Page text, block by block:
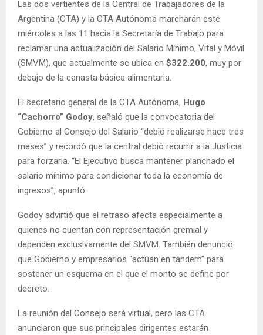
Las dos vertientes de la Central de Trabajadores de la
Argentina (CTA) y la CTA Autónoma marcharán este
miércoles a las 11 hacia la Secretaría de Trabajo para
reclamar una actualización del Salario Mínimo, Vital y Móvil
(SMVM), que actualmente se ubica en $322.200, muy por
debajo de la canasta básica alimentaria.
El secretario general de la CTA Autónoma, Hugo
“Cachorro” Godoy, señaló que la convocatoria del
Gobierno al Consejo del Salario “debió realizarse hace tres
meses” y recordó que la central debió recurrir a la Justicia
para forzarla. “El Ejecutivo busca mantener planchado el
salario mínimo para condicionar toda la economía de
ingresos”, apuntó.
Godoy advirtió que el retraso afecta especialmente a
quienes no cuentan con representación gremial y
dependen exclusivamente del SMVM. También denunció
que Gobierno y empresarios “actúan en tándem” para
sostener un esquema en el que el monto se define por
decreto.
La reunión del Consejo será virtual, pero las CTA
anunciaron que sus principales dirigentes estarán